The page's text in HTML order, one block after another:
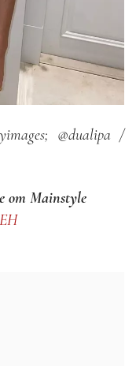
@dualipa /
от Mainstyle